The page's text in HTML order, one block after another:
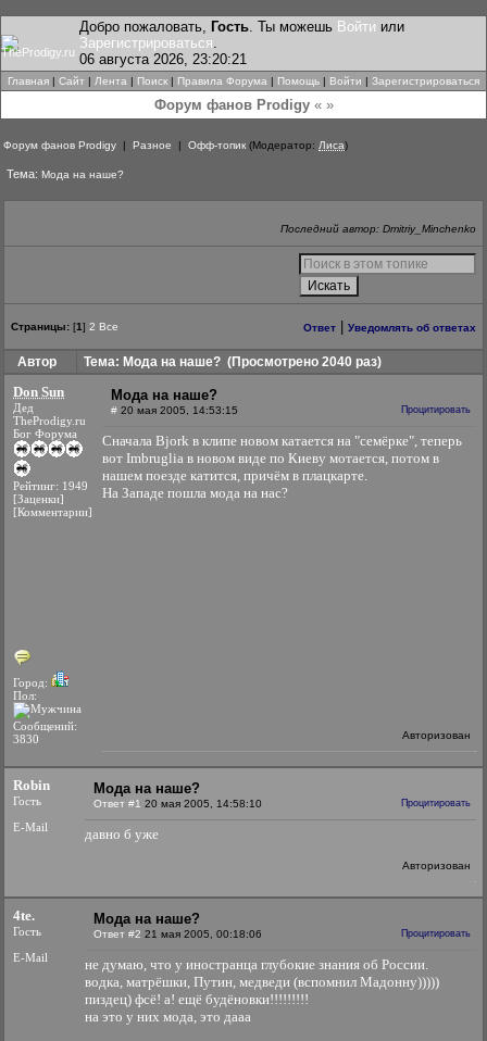
Добро пожаловать, Гость. Ты можешь Войти или
Зарегистрироваться.
06 августа 2026, 23:20:21
Главная | Сайт | Лента | Поиск | Правила Форума | Помощь | Войти | Зарегистрироваться
Форум фанов Prodigy« »
Форум фанов Prodigy | Разное | Офф-топик (Модератор: Лиса)
Тема: Мода на наше?
Последний автор: Dmitriy_Minchenko
Страницы: [1] 2 Все Ответ Уведомлять об ответах
Автор Тема: Мода на наше? (Просмотрено 2040 раз)
Don Sun
Дед
TheProdigy.ru
Бог Форума
Рейтинг: 1949
[Заценки]
[Комментарии]
Город:
Пол:
Сообщений:
3830
Мода на наше?
# 20 мая 2005, 14:53:15 Процитировать
Сначала Bjork в клипе новом катается на "семёрке", теперь
вот Imbruglia в новом виде по Киеву мотается, потом в
нашем поезде катится, причём в плацкарте.
На Западе пошла мода на нас?
Авторизован
Robin
Гость
E-Mail
Мода на наше?
Ответ #1 20 мая 2005, 14:58:10 Процитировать
давно б уже
Авторизован
4te.
Гость
E-Mail
Мода на наше?
Ответ #2 21 мая 2005, 00:18:06 Процитировать
не думаю, что у иностранца глубокие знания об России.
водка, матрёшки, Путин, медведи (вспомнил Мадонну)))))
пиздец) фсё! а! ещё будёновки!!!!!!!!!
на это у них мода, это дааа